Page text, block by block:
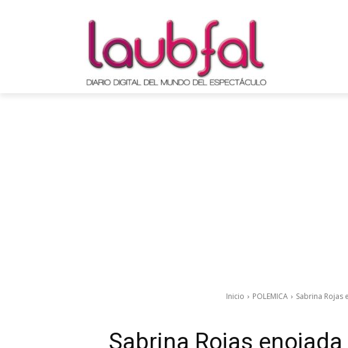
Inicio POLEMICA Sabrina Rojas
Sabrina Rojas